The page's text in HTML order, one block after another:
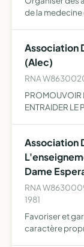
de la
domaine de la
Association
(Alec)
RNA
PROMOUVOIR
ENTRAIDER LE
Association
Dame
RNA
1981
Favoriser et
caractère